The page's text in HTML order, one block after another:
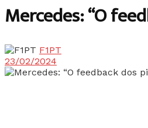
Mercedes: “O
F1PT
23/02/2024